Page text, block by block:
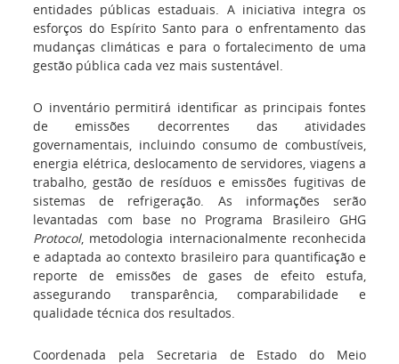
entidades públicas estaduais. A iniciativa integra os
esforços do Espírito Santo para o enfrentamento das
mudanças climáticas e para o fortalecimento de uma
gestão pública cada vez mais sustentável.
O inventário permitirá identificar as principais fontes
de emissões decorrentes das atividades
governamentais, incluindo consumo de combustíveis,
energia elétrica, deslocamento de servidores, viagens a
trabalho, gestão de resíduos e emissões fugitivas de
sistemas de refrigeração. As informações serão
levantadas com base no Programa Brasileiro GHG
Protocol, metodologia internacionalmente reconhecida
e adaptada ao contexto brasileiro para quantificação e
reporte de emissões de gases de efeito estufa,
assegurando transparência, comparabilidade e
qualidade técnica dos resultados.
Coordenada pela Secretaria de Estado do Meio